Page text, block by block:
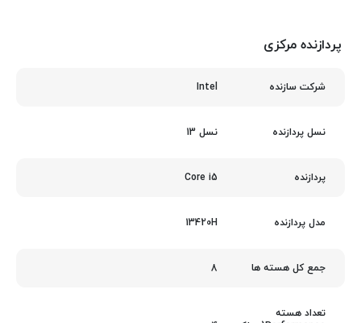
پردازنده مرکزی
شرکت سازنده Intel
نسل پردازنده نسل 13
پردازنده Core i5
مدل پردازنده 13420H
جمع کل هسته ها 8
تعداد هسته